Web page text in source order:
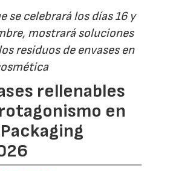
se celebrará los días 16 y
mostrará soluciones
residuos de envases en
rellenables
en